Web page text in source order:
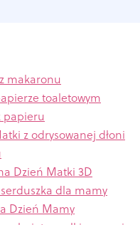
makaronu
toaletowym
papieru
z odrysowanej dłoni
Dzień Matki 3D
serduszka dla mamy
Dzień Mamy